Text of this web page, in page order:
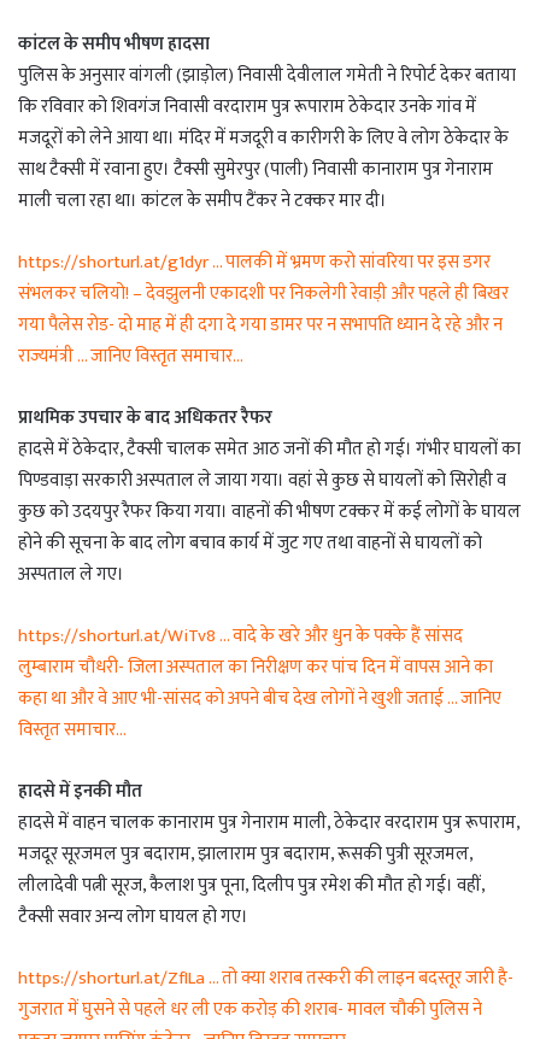
कांटल के समीप भीषण हादसा
पुलिस के अनुसार वांगली (झाड़ोल) निवासी देवीलाल गमेती ने रिपोर्ट देकर बताया
कि रविवार को शिवगंज निवासी वरदाराम पुत्र रूपाराम ठेकेदार उनके गांव में
मजदूरों को लेने आया था। मंदिर में मजदूरी व कारीगरी के लिए वे लोग ठेकेदार के
साथ टैक्सी में रवाना हुए। टैक्सी सुमेरपुर (पाली) निवासी कानाराम पुत्र गेनाराम
माली चला रहा था। कांटल के समीप टैंकर ने टक्कर मार दी।
https://shorturl.at/g1dyr … पालकी में भ्रमण करो सांवरिया पर इस डगर
संभलकर चलियो! – देवझुलनी एकादशी पर निकलेगी रेवाड़ी और पहले ही बिखर
गया पैलेस रोड- दो माह में ही दगा दे गया डामर पर न सभापति ध्यान दे रहे और न
राज्यमंत्री … जानिए विस्तृत समाचार…
प्राथमिक उपचार के बाद अधिकतर रैफर
हादसे में ठेकेदार, टैक्सी चालक समेत आठ जनों की मौत हो गई। गंभीर घायलों का
पिण्डवाड़ा सरकारी अस्पताल ले जाया गया। वहां से कुछ से घायलों को सिरोही व
कुछ को उदयपुर रैफर किया गया। वाहनों की भीषण टक्कर में कई लोगों के घायल
होने की सूचना के बाद लोग बचाव कार्य में जुट गए तथा वाहनों से घायलों को
अस्पताल ले गए।
https://shorturl.at/WiTv8 … वादे के खरे और धुन के पक्के हैं सांसद
लुम्बाराम चौधरी- जिला अस्पताल का निरीक्षण कर पांच दिन में वापस आने का
कहा था और वे आए भी-सांसद को अपने बीच देख लोगों ने खुशी जताई … जानिए
विस्तृत समाचार…
हादसे में इनकी मौत
हादसे में वाहन चालक कानाराम पुत्र गेनाराम माली, ठेकेदार वरदाराम पुत्र रूपाराम,
मजदूर सूरजमल पुत्र बदाराम, झालाराम पुत्र बदाराम, रूसकी पुत्री सूरजमल,
लीलादेवी पत्नी सूरज, कैलाश पुत्र पूना, दिलीप पुत्र रमेश की मौत हो गई। वहीं,
टैक्सी सवार अन्य लोग घायल हो गए।
https://shorturl.at/ZfILa … तो क्या शराब तस्करी की लाइन बदस्तूर जारी है-
गुजरात में घुसने से पहले धर ली एक करोड़ की शराब- मावल चौकी पुलिस ने